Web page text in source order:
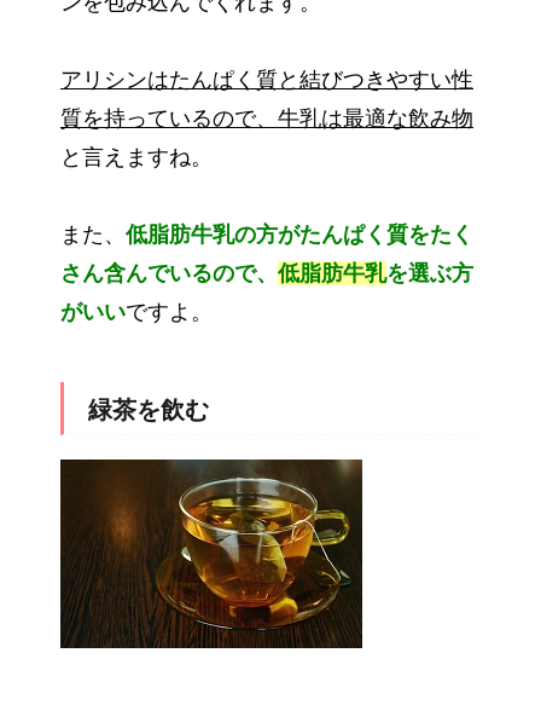
アリシンはたんぱく質と結びつきやすい性
質を持っているので、牛乳は最適な飲み物
と言えますね。
また、 低脂肪牛乳の方がたんぱく質をたく
さん含んでいるので、 低脂肪牛乳を選ぶ方
がいいですよ。
緑茶を飲む